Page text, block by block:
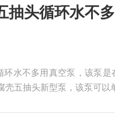
抽头循环水不
环水不多用真空泵，该泵
壳五抽头新型泵，该泵可以